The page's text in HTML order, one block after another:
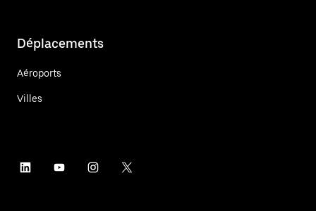
Déplacements
Aéroports
Villes